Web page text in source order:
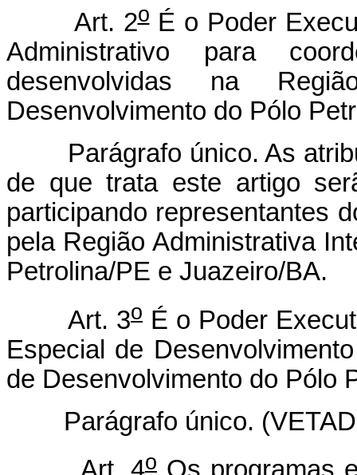
Art. 2oÉ o Poder
Administrativo para
desenvolvidas na
Desenvolvimento do Pólo
Parágrafo único. As
de que trata este artigo
participando representantes
pela Região Administrativa
Petrolina/PE e Juazeiro/BA.
Art. 3o É o Poder
Especial de
de Desenvolvimento do Pólo
Parágrafo único.
o